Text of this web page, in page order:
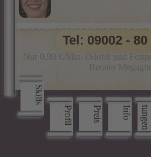
Skills
Profil
Preis Info n
Tel: 09002 - 80